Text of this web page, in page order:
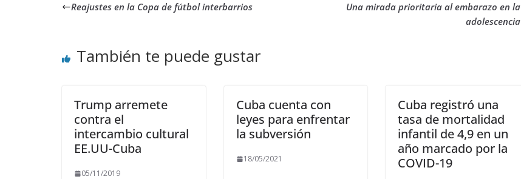
Reajustes en la Copa de fútbol interbarrios
Una mirada prioritaria al embarazo en la
adolescencia
También te puede gustar
Trump arremete
contra el
intercambio cultural
EE.UU-Cuba
05/11/2019
Cuba cuenta con
leyes para enfrentar
la subversión
18/05/2021
Cuba registró una
tasa de mortalidad
infantil de 4,9 en un
año marcado por la
COVID-19